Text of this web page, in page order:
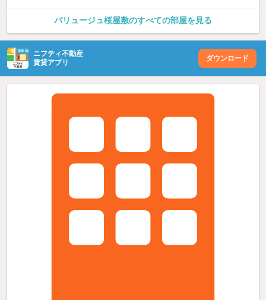
バリュージュ桜屋敷のすべての部屋を見る
ニフティ不動産
賃貸アプリ
ダウンロード